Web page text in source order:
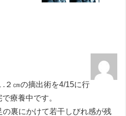
２㎝の摘出術を4/15に行
療養中です。
裏にかけて若干しびれ感が残